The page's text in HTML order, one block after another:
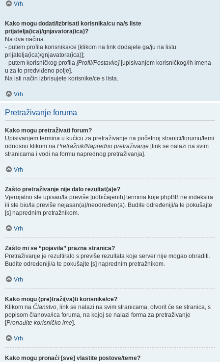
Vrh
Kako mogu dodati/izbrisati korisnika/cu na/s liste
prijatelja(ica)/gnjavatora(ica)?
Na dva načina:
- putem profila korisnika/ce [klikom na link dodajete ga/ju na listu
prijatelja(ica)/gnjavatora(ica)];
- putem korisničkog profila [Profil/Postavke][upisivanjem korisničkog/ih imena
u za to predviđeno polje].
Na isti način izbrisujete korisnike/ce s lista.
Vrh
Pretraživanje foruma
Kako mogu pretraživati forum?
Upisivanjem termina u kućicu za pretraživanje na početnoj stranici/forumu/temi
odnosno klikom na Pretražnik/Napredno pretraživanje [link se nalazi na svim
stranicama i vodi na formu naprednog pretraživanja].
Vrh
Zašto pretraživanje nije dalo rezultat(a)e?
Vjerojatno ste upisao/la previše [uobičajenih] termina koje phpBB ne indeksira
ili ste bio/la previše nejasan(a)/neodređen(a). Budite određeniji/a te pokušajte
[s] naprednim pretražnikom.
Vrh
Zašto mi se “pojavila” prazna stranica?
Pretraživanje je rezultiralo s previše rezultata koje server nije mogao obraditi.
Budite određeniji/a te pokušajte [s] naprednim pretražnikom.
Vrh
Kako mogu (pre)traži(va)ti korisnike/ce?
Klikom na Članstvo, link se nalazi na svim stranicama, otvorit će se stranica, s
popisom članova/ica foruma, na kojoj se nalazi forma za pretraživanje
[Pronađite korisničko ime].
Vrh
Kako mogu pronaći [sve] vlastite postove/teme?